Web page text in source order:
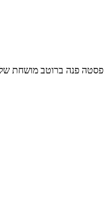
פסטה פנה ברוטב מושחת של חמאה ותערובת